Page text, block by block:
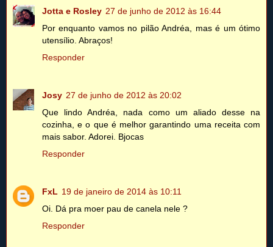
Jotta e Rosley 27 de junho de 2012 às 16:44
Por enquanto vamos no pilão Andréa, mas é um ótimo
utensílio. Abraços!
Responder
Josy 27 de junho de 2012 às 20:02
Que lindo Andréa, nada como um aliado desse na
cozinha, e o que é melhor garantindo uma receita com
mais sabor. Adorei. Bjocas
Responder
FxL 19 de janeiro de 2014 às 10:11
Oi. Dá pra moer pau de canela nele ?
Responder